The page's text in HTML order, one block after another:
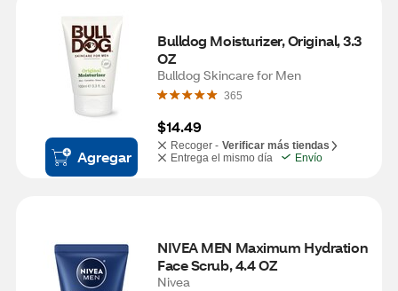
Agregar
Bulldog Moisturizer, Original, 3.3
OZ
Bulldog Skincare for Men
365
$14.49
Recoger - Verificar más tiendas
Entrega el mismo día
Envío
NIVEA MEN Maximum Hydration
Face Scrub, 4.4 OZ
Nivea